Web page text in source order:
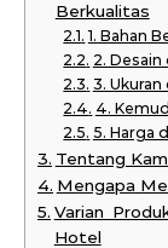
Berkualitas
1. Bahan
2.
3. Ukuran
4.
5. Harga
Tentang
Mengapa
Varian
Hotel